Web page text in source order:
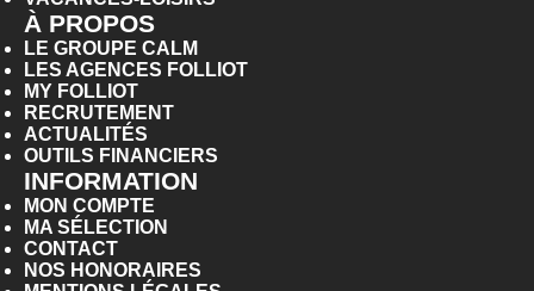
À PROPOS
LE GROUPE CALM
LES AGENCES FOLLIOT
MY FOLLIOT
RECRUTEMENT
ACTUALITÉS
OUTILS FINANCIERS
INFORMATION
MON COMPTE
MA SÉLECTION
CONTACT
NOS HONORAIRES